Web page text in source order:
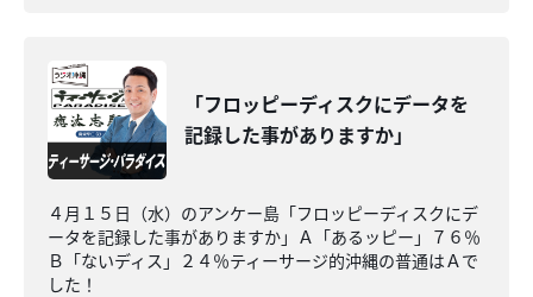
「フロッピーディスクにデータを
記録した事がありますか」
４月１５日（水）のアンケー島「フロッピーディスクにデ
ータを記録した事がありますか」Ａ「あるッピー」７６％
Ｂ「ないディス」２４％ティーサージ的沖縄の普通はＡで
した！